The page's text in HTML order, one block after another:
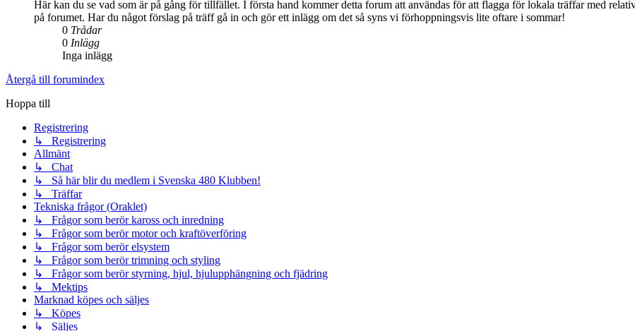
Här kan du se vad som är på gång för tillfället. I första hand kommer detta forum att användas för att flagga för lokala träffar med
på forumet. Har du något förslag på träff gå in och gör ett inlägg om det så syns vi förhoppningsvis lite oftare i sommar!
0 Trådar
0 Inlägg
Inga inlägg
Återgå till forumindex
Hoppa till
Registrering
↳ Registrering
Allmänt
↳ Chat
↳ Så här blir du medlem i Svenska 480 Klubben!
↳ Träffar
Tekniska frågor (Oraklet)
↳ Frågor som berör kaross och inredning
↳ Frågor som berör motor och kraftöverföring
↳ Frågor som berör elsystem
↳ Frågor som berör trimning och styling
↳ Frågor som berör styrning, hjul, hjulupphängning och fjädring
↳ Mektips
Marknad köpes och säljes
↳ Köpes
↳ Säljes